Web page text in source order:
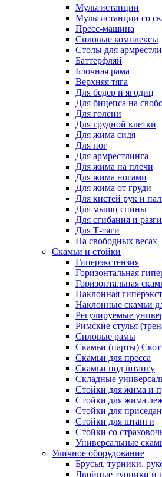
Мультистанции
Мультистанции со
Пресс-машина
Силовые комплексы
Столы для
Баттерфляй
Блочная рама
Верхняя тяга
Для бедер и ягодиц
Для бицепса на
Для голени
Для грудной клетки
Для жима сидя
Для ног
Для армрестлинга
Для жима на плечи
Для жима ногами
Для жима от груди
Для кистей рук и
Для мышц спины
Для сгибания и
Для Т-тяги
На свободных весах
Скамьи и стойки
Гиперэкстензия
Горизонтальная
Горизонтальная
Наклонная
Наклонные скамьи
Регулируемые
Римские стулья
Силовые рамы
Скамьи (парты)
Скамьи для пресса
Скамьи под штангу
Складные
Стойки для жима и
Стойки для жима
Стойки для
Стойки для штанги
Стойки со
Универсальные
Уличное оборудование
Брусья, турники,
Двойные турники и